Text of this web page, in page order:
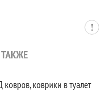
коврики в туалет